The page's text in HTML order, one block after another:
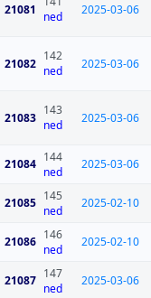
21081
ned
2025-03-06
21082
142
ned
2025-03-06
21083
143
ned
2025-03-06
21084 144
ned
2025-03-06
21085 145
ned
2025-02-10
21086 146
ned
2025-02-10
21087 147
ned
2025-03-06